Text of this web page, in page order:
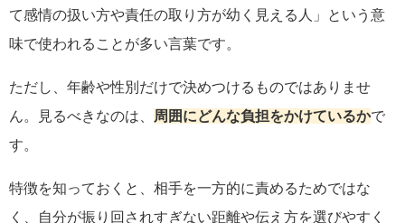
て感情の扱い方や責任の取り方が幼く見える人」という意
味で使われることが多い言葉です。
ただし、年齢や性別だけで決めつけるものではありませ
ん。見るべきなのは、 周囲にどんな負担をかけているかで
す。
特徴を知っておくと、相手を一方的に責めるためではな
く、自分が振り回されすぎない距離や伝え方を選びやすく